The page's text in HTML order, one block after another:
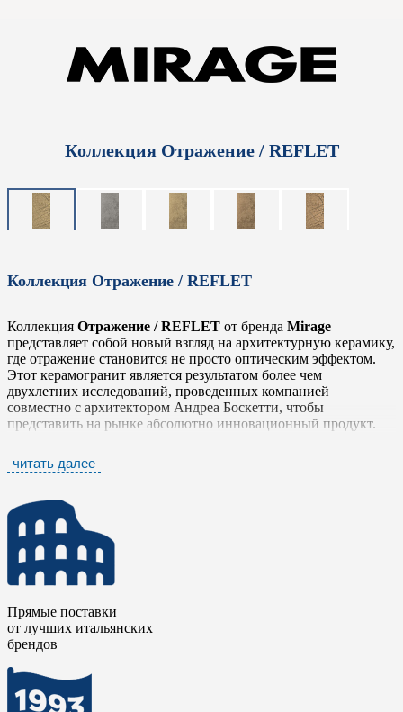
Коллекция Отражение / REFLET
Коллекция Отражение / REFLET
Коллекция Отражение / REFLET от бренда Mirage
представляет собой новый взгляд на архитектурную керамику,
где отражение становится не просто оптическим эффектом.
Этот керамогранит является результатом более чем
двухлетних исследований, проведенных компанией
совместно с архитектором Андреа Боскетти, чтобы
представить на рынке абсолютно инновационный продукт.
Итальянский керамогранит
глубина смысла, красота и выразительные качества которого
отношения между светом, поверхностью и пространством.
Материал играет с отражениями, создавая динамичные
визуальные сценарии, меняющиеся в зависимости от угла
обзора и освещения.
Керамическая плитка
подходит для современных архитектурных проектов, где свет
становится активным участником композиции: холлов отелей,
лобби бизнес-центров, выставочных залов и общественных
пространств с выразительной архитектурой. В частных
интерьерах коллекция органично вписывается в гостиные,
прихожие и зоны с панорамным остеклением, усиливая игру
естественного света.
читать далее
Прямые поставки
от лучших итальянских
брендов